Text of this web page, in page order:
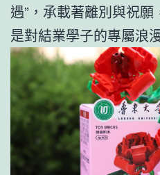
遇”，承載著離別與祝願
是對結業學子的專屬浪